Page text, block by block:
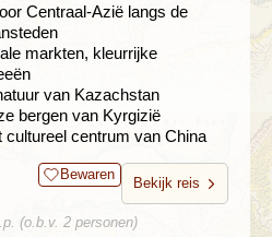
Centraal-Azië langs de
markten, kleurrijke
van Kazachstan
bergen van Kyrgizië
cultureel centrum van China
Bewaren
Bekijk reis
(o.b.v. 2 personen)